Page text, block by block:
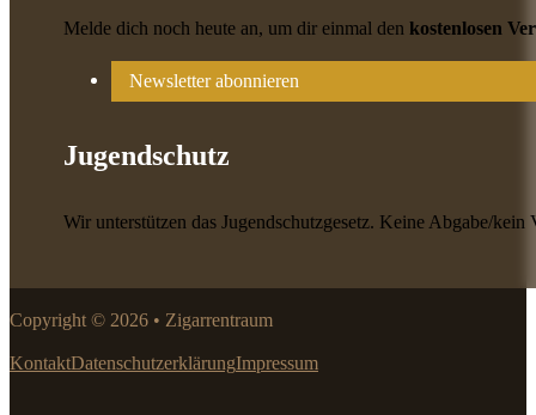
Melde dich noch heute an, um dir einmal denkostenlosen
Newsletter abonnieren
Jugendschutz
Wir unterstützen das Jugendschutzgesetz. Keine Abgabe/
Copyright © 2026 • Zigarrentraum
KontaktDatenschutzerklärungImpressum